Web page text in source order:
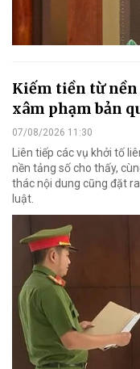
Kiếm tiền từ nền
xâm phạm bản
07/08/2026 11:30
Liên tiếp các vụ khởi tố
nền tảng số cho thấy,
thác nội dung cũng đặt
luật.